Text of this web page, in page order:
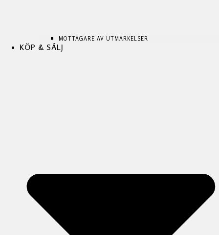
MOTTAGARE AV UTMÄRKELSER
KÖP & SÄLJ
MOTTAGARE AV UTMÄRKELSER
KÖP & SÄLJ